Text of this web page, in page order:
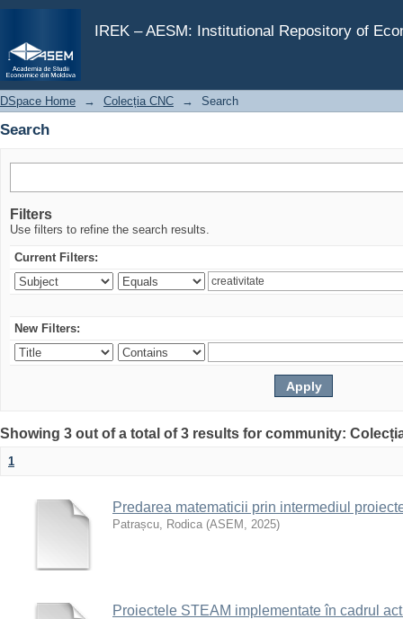
IREK – AESM: Institutional Repository of
Search
DSpace Home → Colecția CNC → Search
Search
Filters
Use filters to refine the search results.
Current Filters:
New Filters:
Showing 3 out of a total of 3 results for community:
1
Predarea matematicii prin intermediul
Patrașcu, Rodica (ASEM , 2025)
Proiectele STEAM implementate în cadrul